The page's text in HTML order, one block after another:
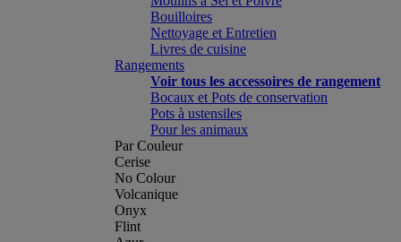
Bouilloires
Nettoyage et Entretien
Livres de cuisine
Rangements
Voir tous les accessoires de rangement
Bocaux et Pots de conservation
Pots à ustensiles
Pour les animaux
Par Couleur
Cerise
No Colour
Volcanique
Onyx
Flint